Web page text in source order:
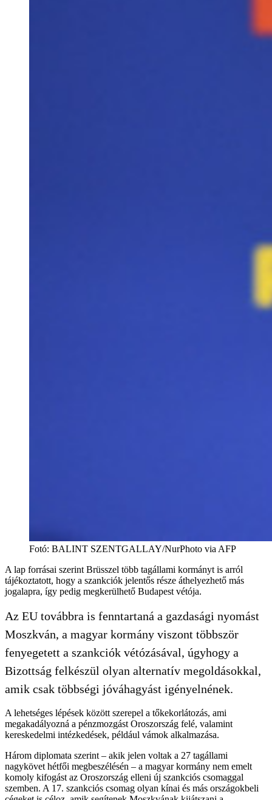
Fotó: BALINT SZENTGALLAY/NurPhoto via AFP
A lap forrásai szerint Brüsszel több tagállami kormányt is arról
tájékoztatott, hogy a szankciók jelentős része áthelyezhető más
jogalapra, így pedig megkerülhető Budapest vétója.
Az EU továbbra is fenntartaná a gazdasági nyomást
Moszkván, a magyar kormány viszont többször
fenyegetett a szankciók vétózásával, úgyhogy a
Bizottság felkészül olyan alternatív megoldásokkal,
amik csak többségi jóváhagyást igényelnének.
A lehetséges lépések között szerepel a tőkekorlátozás, ami
megakadályozná a pénzmozgást Oroszország felé, valamint
kereskedelmi intézkedések, például vámok alkalmazása.
Három diplomata szerint – akik jelen voltak a 27 tagállami
nagykövet hétfői megbeszélésén – a magyar kormány nem emelt
komoly kifogást az Oroszország elleni új szankciós csomaggal
szemben. A 17. szankciós csomag olyan kínai és más országokbeli